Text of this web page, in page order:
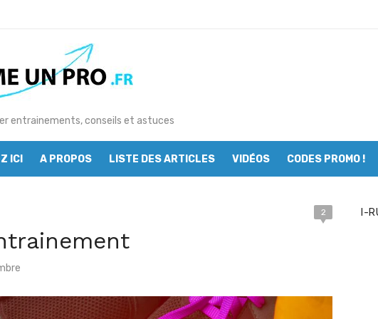
entrainements, conseils et astuces
ICI A PROPOS LISTE DES ARTICLES VIDÉOS CODES PROMO !
2 I-